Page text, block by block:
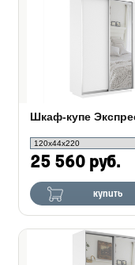
25 560 руб.
купить